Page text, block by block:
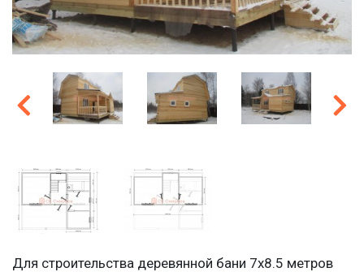
Для строительства деревянной бани 7х8.5 метров